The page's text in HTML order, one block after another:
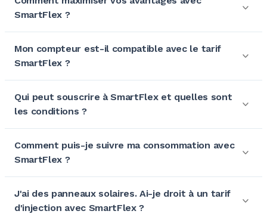
SmartFlex ?
Mon compteur est-il compatible avec le tarif
SmartFlex ?
Qui peut souscrire à SmartFlex et quelles sont
les conditions ?
Comment puis-je suivre ma consommation avec
SmartFlex ?
J'ai des panneaux solaires. Ai-je droit à un tarif
d'injection avec SmartFlex ?